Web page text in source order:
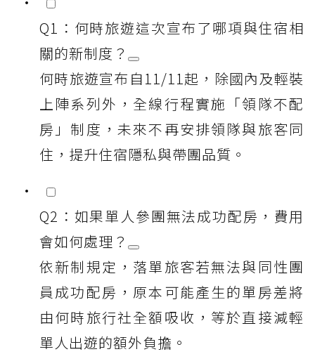
Q1：何時旅遊這次宣布了哪項與住宿相
關的新制度？
何時旅遊宣布自11/11起，除國內及輕裝
上陣系列外，全線行程實施「領隊不配
房」制度，未來不再安排領隊與旅客同
住，提升住宿隱私與帶團品質。
Q2：如果單人參團無法成功配房，費用
會如何處理？
依新制規定，落單旅客若無法與同性團
員成功配房，原本可能產生的單房差將
由何時旅行社全額吸收，等於直接減輕
單人出遊的額外負擔。